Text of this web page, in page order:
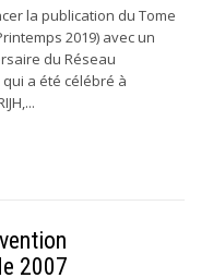
la publication du Tome
2019) avec un
du Réseau
qui a été célébré à
2007